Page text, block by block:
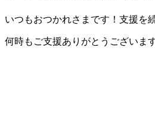
いつもおつかれさまです！支援を
何時もご支援ありがとうございま